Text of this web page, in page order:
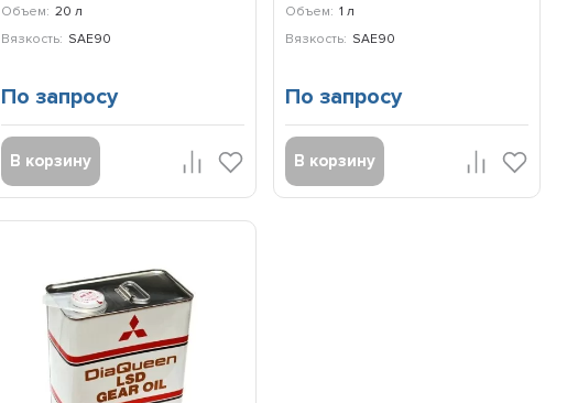
Объем: 20 л
Вязкость: SAE90
По запросу
В корзину
Объем: 1 л
Вязкость: SAE90
По запросу
В корзину